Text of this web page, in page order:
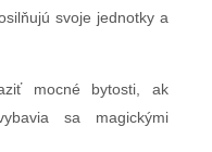
svoje jednotky a
mocné bytosti, ak
sa magickými